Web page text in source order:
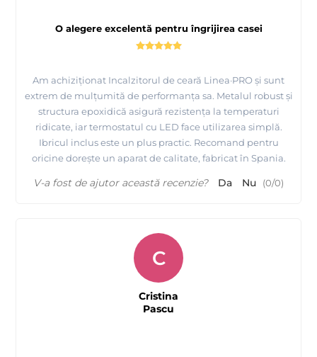
O alegere excelentă pentru îngrijirea casei
Am achiziționat Incalzitorul de ceară Linea·PRO și sunt
extrem de mulțumită de performanța sa. Metalul robust și
structura epoxidică asigură rezistența la temperaturi
ridicate, iar termostatul cu LED face utilizarea simplă.
Ibricul inclus este un plus practic. Recomand pentru
oricine dorește un aparat de calitate, fabricat în Spania.
V-a fost de ajutor această recenzie? Da Nu (0/0)
C
Cristina
Pascu